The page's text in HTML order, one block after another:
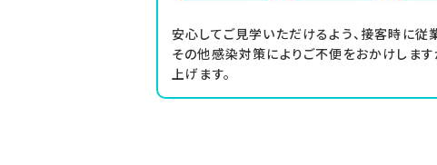
安心してご見学いただけるよう、接客時に従
その他感染対策によりご不便をおかけしま
上げます。